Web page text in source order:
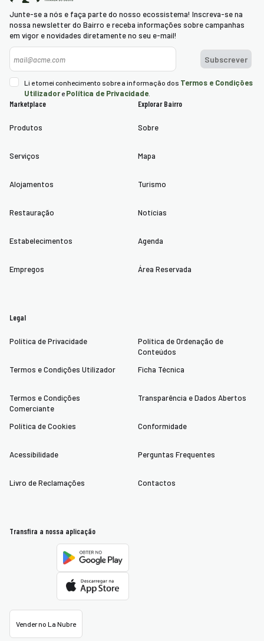
Junte-se a nós e faça parte do nosso ecossistema! Inscreva-se na
nossa newsletter do Bairro e receba informações sobre campanhas
em vigor e novidades diretamente no seu e-mail!
Subscrever
Li e tomei conhecimento sobre a informação dos Termos e Condições
Utilizador ePolítica de Privacidade
Marketplace
Produtos
Serviços
Alojamentos
Restauração
Estabelecimentos
Empregos
Explorar Bairro
Sobre
Mapa
Turismo
Notícias
Agenda
Área Reservada
Legal
Política de Privacidade
Termos e Condições Utilizador
Termos e Condições
Comerciante
Política de Cookies
Acessibilidade
Livro de Reclamações
Política de Ordenação de
Conteúdos
Ficha Técnica
Transparência e Dados Abertos
Conformidade
Perguntas Frequentes
Contactos
Transfira a nossa aplicação
Vender no La Nubre